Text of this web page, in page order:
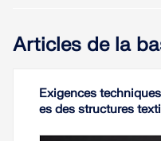
ZONES DE CHARGE
Articles de la
Exigences
es des structures